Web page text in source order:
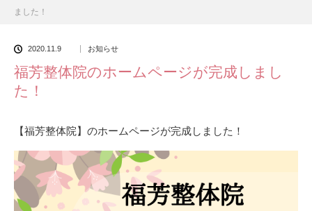
ました！
2020.11.9 お知らせ
福芳整体院のホームページが完成しまし
た！
【福芳整体院】のホームページが完成しました！